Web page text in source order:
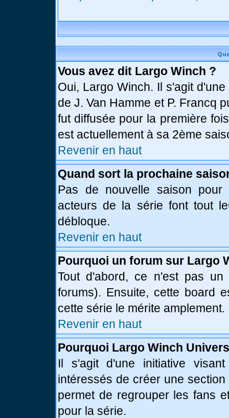
Vous avez dit Largo Winch ?
Oui, Largo Winch. Il s'agit
de J. Van Hamme et P. Francq
fut diffusée pour la première
est actuellement à sa 2ème
Revenir en haut
Quand sort la prochaine
Pas de nouvelle saison pour
acteurs de la série font tout
débloque.
Revenir en haut
Pourquoi un forum sur Largo
Tout d'abord, ce n'est pas un
forums). Ensuite, cette board
cette série le mérite amplement.
Revenir en haut
Pourquoi Largo Winch
Il s'agit d'une initiative
intéressés de créer une
permet de regrouper les fans
pour la série.